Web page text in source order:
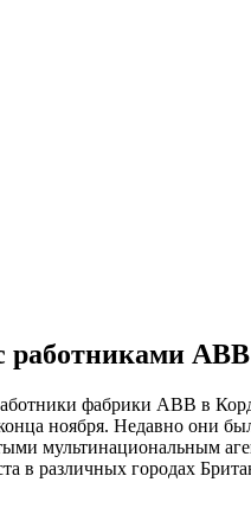
работниками
фабрики АВВ в
ноября. Недавно они
мультинациональным
в различных городах